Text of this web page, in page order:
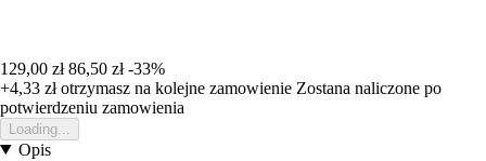
129,00 zł 86,50 zł -33%
+4,33 złotrzymasz na kolejne zamowienie Zostana naliczone po
potwierdzeniu zamowienia
Loading...
Opis